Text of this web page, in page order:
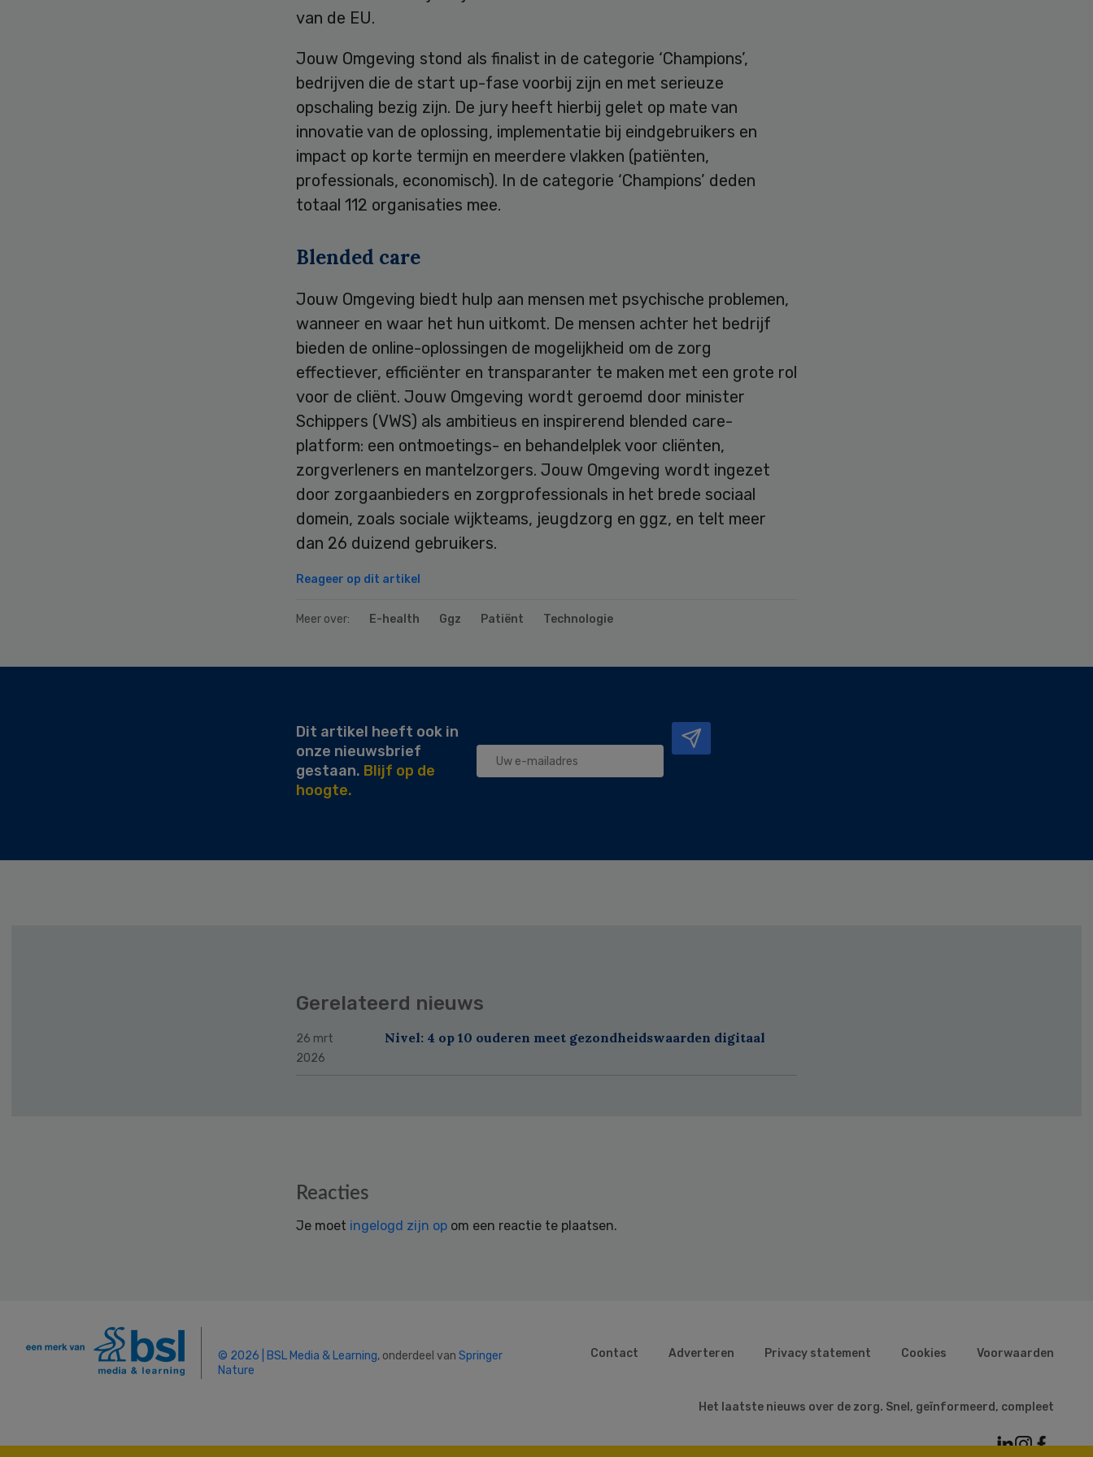
van de EU.
Jouw Omgeving stond als finalist in de categorie ‘Champions’,
bedrijven die de start up-fase voorbij zijn en met serieuze
opschaling bezig zijn. De jury heeft hierbij gelet op mate van
innovatie van de oplossing, implementatie bij eindgebruikers en
impact op korte termijn en meerdere vlakken (patiënten,
professionals, economisch). In de categorie ‘Champions’ deden
totaal 112 organisaties mee.
Blended care
Jouw Omgeving biedt hulp aan mensen met psychische problemen,
wanneer en waar het hun uitkomt. De mensen achter het bedrijf
bieden de online-oplossingen de mogelijkheid om de zorg
effectiever, efficiënter en transparanter te maken met een grote rol
voor de cliënt. Jouw Omgeving wordt geroemd door minister
Schippers (VWS) als ambitieus en inspirerend blended care-
platform: een ontmoetings- en behandelplek voor cliënten,
zorgverleners en mantelzorgers. Jouw Omgeving wordt ingezet
door zorgaanbieders en zorgprofessionals in het brede sociaal
domein, zoals sociale wijkteams, jeugdzorg en ggz, en telt meer
dan 26 duizend gebruikers.
Reageer op dit artikel
Meer over: E-health Ggz Patiënt Technologie
Dit artikel heeft ook in
onze nieuwsbrief
gestaan. Blijf op de
hoogte.
Gerelateerd nieuws
26 mrt
2026
Nivel: 4 op 10 ouderen meet gezondheidswaarden digitaal
Reacties
Je moet ingelogd zijn op om een reactie te plaatsen.
© 2026 | BSL Media & Learning, onderdeel van Springer
Nature
Contact Adverteren Privacy statement Cookies Voorwaarden
Het laatste nieuws over de zorg. Snel, geïnformeerd, compleet